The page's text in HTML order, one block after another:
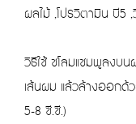
ผลไม้ ,โปรวิตามิน บี5
วิธีใช้ ชโลมแชมพูลงบน
เส้นผม แล้วล้างออกด้
5-8 ซี.ซี.)